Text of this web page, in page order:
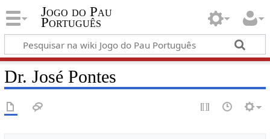
Jogo do Pau
Português
Dr. José Pontes